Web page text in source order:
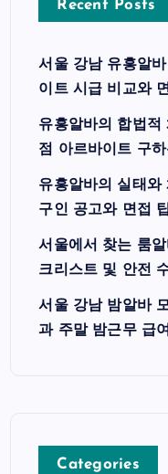
Recent Posts
서울 강남 유흥알
이트 시급 비교와
유흥알바의 합법적
점 아르바이트 구
유흥알바의 실태와
구인 공고와 면접 팁
서울에서 찾는 룸
크리스트 및 안전
서울 강남 밤알바
과 주말 밤근무 급
Categories